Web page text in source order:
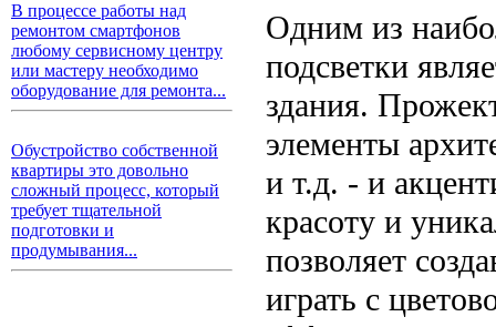
В процессе работы над
ремонтом смартфонов
любому сервисному центру
или мастеру необходимо
оборудование для ремонта...
Обустройство собственной
квартиры это довольно
сложный процесс, который
требует тщательной
подготовки и
продумывания...
Одним из
подсветки
здания.
элементы
и т.д. - и
красоту и
позволяет
играть с